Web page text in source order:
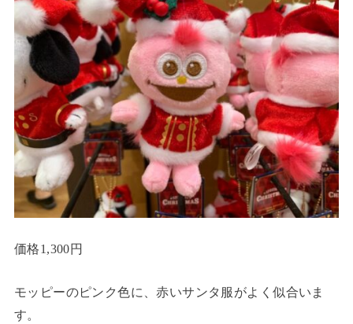
価格1,300円
モッピーのピンク色に、赤いサンタ服がよく似合いま
す。